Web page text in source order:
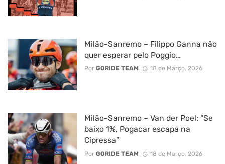
Milão-Sanremo – Filippo Ganna não
quer esperar pelo Poggio…
Por GORIDE TEAM 18 de Março, 2026
Milão-Sanremo – Van der Poel: “Se
baixo 1%, Pogacar escapa na
Cipressa”
Por GORIDE TEAM 18 de Março, 2026